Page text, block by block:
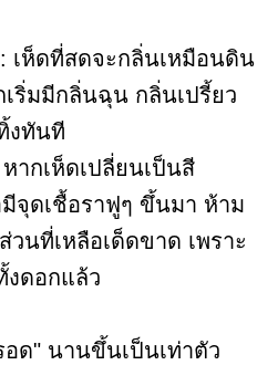
เห็ดที่สดจะกลิ่นเหมือนดิน
ริ่มมีกลิ่นฉุน กลิ่นเปรี้ยว
งทันที
ากเห็ดเปลี่ยนเป็นสี
จุดเชื้อราฟูๆ ขึ้นมา ห้าม
นที่เหลือเด็ดขาด เพราะ
งดอกแล้ว
อด" นานขึ้นเป็นเท่าตัว